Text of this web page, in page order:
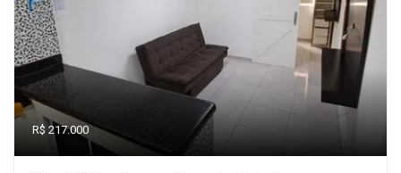
R$ 217.000